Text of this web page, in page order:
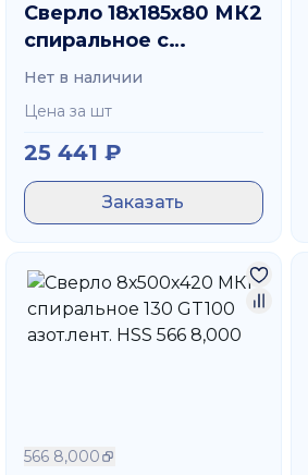
Сверло 18х185х80 МК2
спиральное с
напайной пластиной
18,000
Нет в наличии
Цена за шт
25 441 ₽
Заказать
566 8,000